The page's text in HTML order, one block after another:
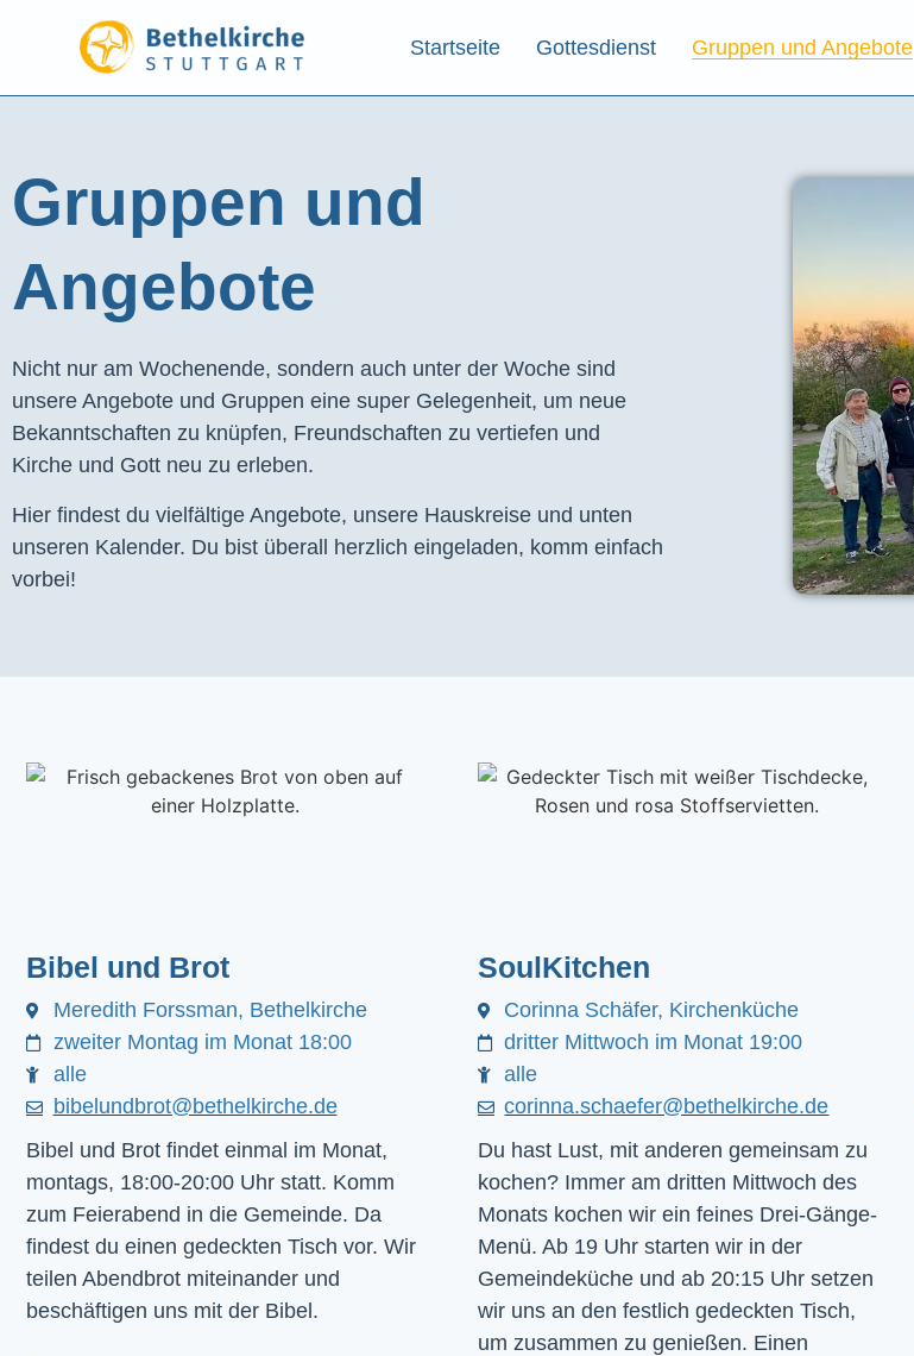
Startseite Gottesdienst Gruppen und Angebote
Gruppen und
Angebote​
Nicht nur am Wochenende, sondern auch unter der Woche sind
unsere Angebote und Gruppen eine super Gelegenheit, um neue
Bekanntschaften zu knüpfen, Freundschaften zu vertiefen und
Kirche und Gott neu zu erleben.
Hier findest du vielfältige Angebote, unsere Hauskreise und unten
unseren Kalender. Du bist überall herzlich eingeladen, komm einfach
vorbei!
Bibel und Brot
Meredith Forssman, Bethelkirche
zweiter Montag im Monat 18:00
alle
bibelundbrot@bethelkirche.de
Bibel und Brot findet einmal im Monat,
montags, 18:00-20:00 Uhr statt. Komm
zum Feierabend in die Gemeinde. Da
findest du einen gedeckten Tisch vor. Wir
teilen Abendbrot miteinander und
beschäftigen uns mit der Bibel.
SoulKitchen
Corinna Schäfer, Kirchenküche
dritter Mittwoch im Monat 19:00
alle
corinna.schaefer@bethelkirche.de
Du hast Lust, mit anderen gemeinsam zu
kochen? Immer am dritten Mittwoch des
Monats kochen wir ein feines Drei-Gänge-
Menü. Ab 19 Uhr starten wir in der
Gemeindeküche und ab 20:15 Uhr setzen
wir uns an den festlich gedeckten Tisch,
um zusammen zu genießen. Einen